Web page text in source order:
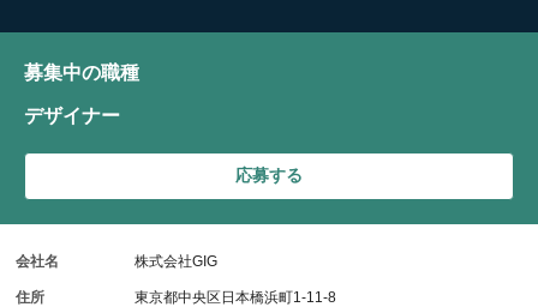
募集中の職種
デザイナー
応募する
会社名 株式会社GIG
住所
東京都中央区日本橋浜町1-11-8